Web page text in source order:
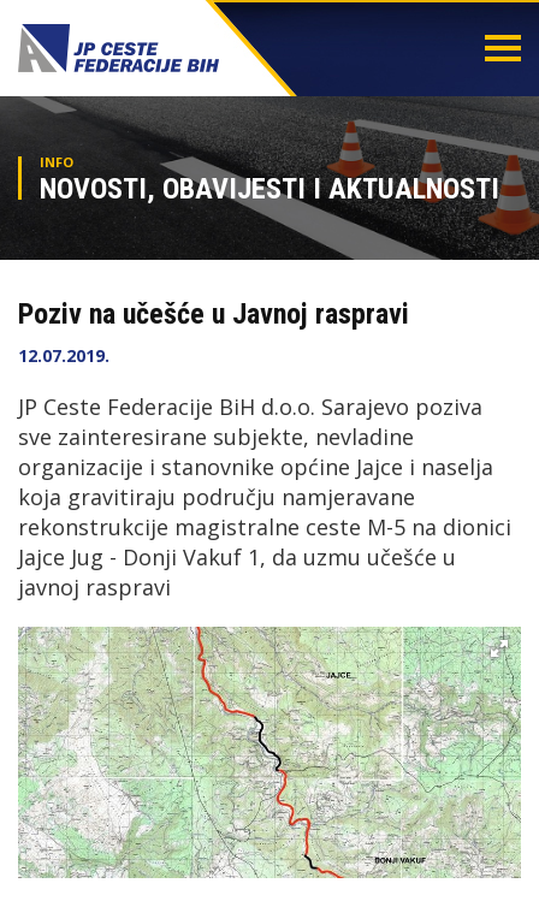
INFO
NOVOSTI, OBAVIJESTI I AKTUALNOSTI
Poziv na učešće u Javnoj raspravi
12.07.2019.
JP Ceste Federacije BiH d.o.o. Sarajevo poziva
sve zainteresirane subjekte, nevladine
organizacije i stanovnike općine Jajce i naselja
koja gravitiraju području namjeravane
rekonstrukcije magistralne ceste M-5 na dionici
Jajce Jug - Donji Vakuf 1, da uzmu učešće u
javnoj raspravi